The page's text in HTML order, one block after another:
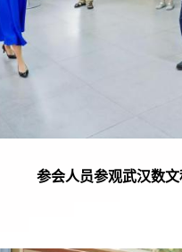
参会人员参观武汉数